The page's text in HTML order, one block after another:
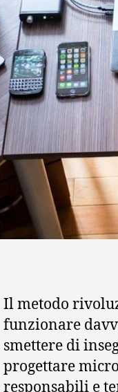
Il metodo
funzionare
smettere di
progettare
responsabili e